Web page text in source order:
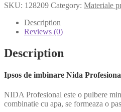
SKU: 128209 Category: Materiale
Description
Reviews (0)
Description
Ipsos de imbinare Nida
NIDA Profesional este o pulbere
combinatie cu apa, se formeaza o